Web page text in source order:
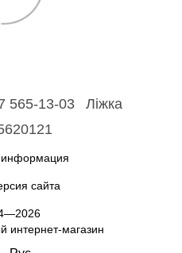
565-13-03
Ліжка
информация
сайта
интернет-магазин